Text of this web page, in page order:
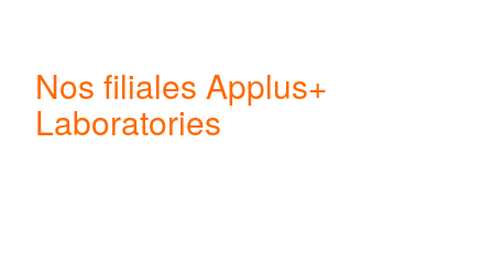
Nos filiales Applus+
Laboratories